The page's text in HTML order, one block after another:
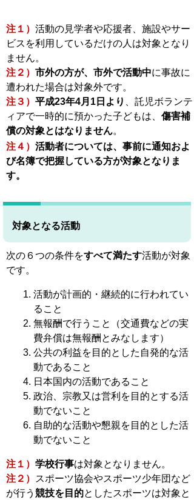
注１） 活動の見学者や応援者、施設やサー
ビスを利用しているだけの人は対象となり
ません。
注２） 市外の方が、市外で活動中に事故に
遭われた場合は対象外です。
注３） 平成23年4月1日より
、託児ボランテ
ィアで一時的に預かった子どもは、 傷害補
償の対象とはなりません。
注４） 活動者については、事前に通知およ
び名簿で把握している方が対象となりま
す。
対象となる活動
次の６つの条件をすべて満たす活動が対象
です。
活動が計画的・継続的に行われてい
ること
無報酬で行うこと（交通費などの実
費弁償は無報酬とみなします）
公共の利益を目的とした自発的な活
動であること
日本国内の活動であること
政治、宗教又は営利を目的とする活
動でないこと
自助的な活動や懇親を目的とした活
動でないこと
注１） 学校行事は対象となりません。
注２）
スポーツ協会やスポーツ少年団など
が行う 競技を目的としたスポーツは対象と